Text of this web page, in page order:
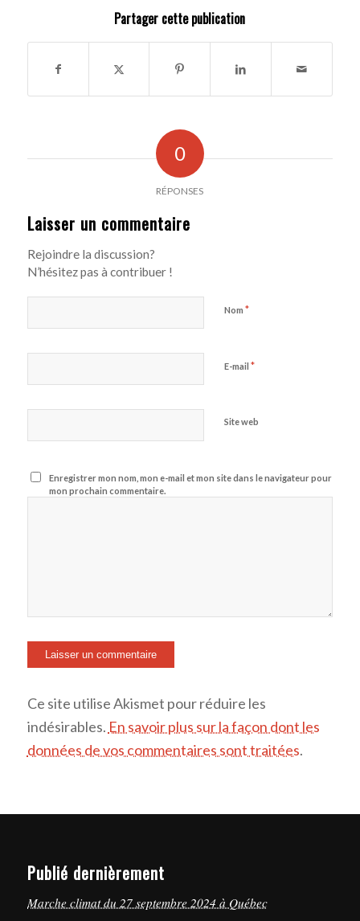
Partager cette publication
0
RÉPONSES
Laisser un commentaire
Rejoindre la discussion?
N’hésitez pas à contribuer !
Nom *
E-mail *
Site web
Enregistrer mon nom, mon e-mail et mon site dans le navigateur pour
mon prochain commentaire.
Ce site utilise Akismet pour réduire les
indésirables. En savoir plus sur la façon dont les
données de vos commentaires sont traitées.
Publié dernièrement
Marche climat du 27 septembre 2024 à Québec